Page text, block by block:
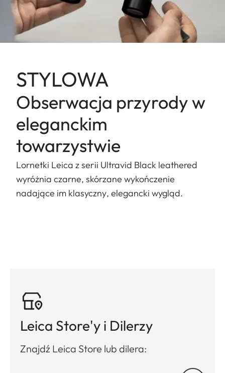
STYLOWA
Obserwacja przyrody w
eleganckim
towarzystwie
Lornetki Leica z serii Ultravid Black leathered
wyróżnia czarne, skórzane wykończenie
nadające im klasyczny, elegancki wygląd.
Leica Store'y i Dilerzy
Znajdź Leica Store lub dilera: